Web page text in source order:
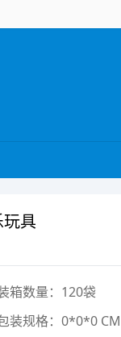
具
箱数量：120袋
装规格：0*0*0 CM